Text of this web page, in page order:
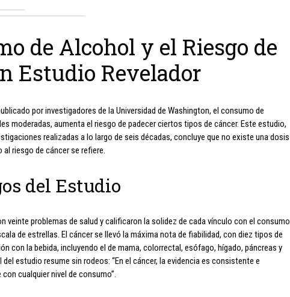
de Alcohol y el Riesgo de
Estudio Revelador
por investigadores de la Universidad de Washington, el consumo de
moderadas, aumenta el riesgo de padecer ciertos tipos de cáncer. Este estudio,
realizadas a lo largo de seis décadas, concluye que no existe una dosis
riesgo de cáncer se refiere.
del Estudio
veinte problemas de salud y calificaron la solidez de cada vínculo con el consumo
de estrellas. El cáncer se llevó la máxima nota de fiabilidad, con diez tipos de
con la bebida, incluyendo el de mama, colorrectal, esófago, hígado, páncreas y
estudio resume sin rodeos: “En el cáncer, la evidencia es consistente e
cualquier nivel de consumo”.